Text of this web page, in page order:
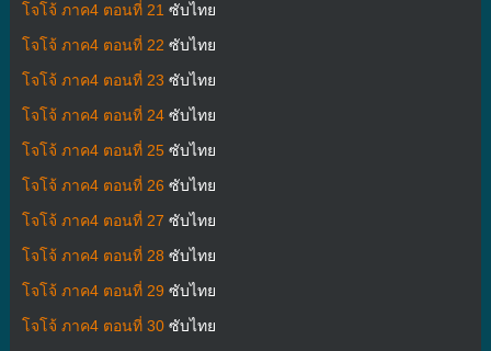
โจโจ้ ภาค4 ตอนที่ 21 ซับไทย
โจโจ้ ภาค4 ตอนที่ 22 ซับไทย
โจโจ้ ภาค4 ตอนที่ 23 ซับไทย
โจโจ้ ภาค4 ตอนที่ 24ซับไทย
โจโจ้ ภาค4 ตอนที่ 25ซับไทย
โจโจ้ ภาค4 ตอนที่ 26 ซับไทย
โจโจ้ ภาค4 ตอนที่ 27 ซับไทย
โจโจ้ ภาค4 ตอนที่ 28 ซับไทย
โจโจ้ ภาค4 ตอนที่ 29 ซับไทย
โจโจ้ ภาค4 ตอนที่ 30ซับไทย